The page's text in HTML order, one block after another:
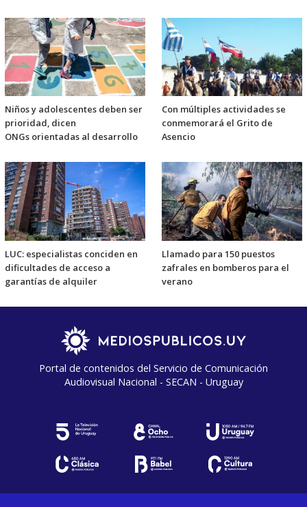
Niños y adolescentes deben ser
prioridad, dicen
ONGs orientadas al desarrollo
Con múltiples actividades se
conmemorará el Grito de
Asencio
LUC: especialistas conciden en
dificultades de acceso a
garantías de alquiler
Llamado para 150 puestos
zafrales en bomberos para el
verano
Portal de contenidos del Servicio de Comunicación
Audiovisual Nacional - SECAN - Uruguay